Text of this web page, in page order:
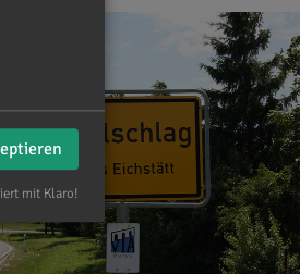
mit Klaro!